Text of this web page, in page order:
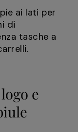
ai lati per
di
tasche a
e